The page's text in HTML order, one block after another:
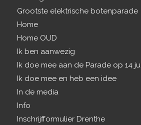
Grootste elektrische botenparade
Home
Home OUD
Ik ben aanwezig
Ik doe mee aan de Parade op 14
Ik doe mee en heb een idee
In de media
Info
Inschrijfformulier Drenthe